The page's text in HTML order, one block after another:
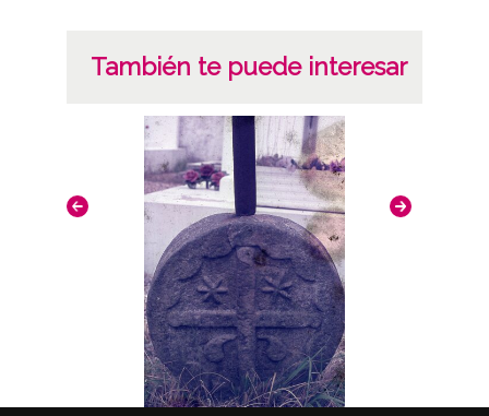
También te puede interesar